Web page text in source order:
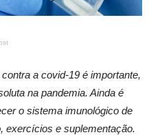
a covid-19 é importante,
na pandemia. Ainda é
o sistema imunológico de
exercícios e suplementação.